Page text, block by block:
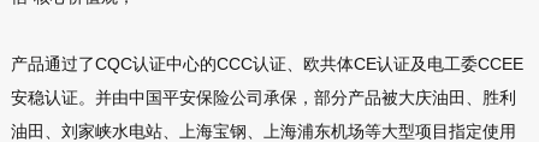
产品通过了CQC认证中心的CCC认证、欧共体CE认证及电工委CCEE
安稳认证。并由中国平安保险公司承保，部分产品被大庆油田、胜利
油田、刘家峡水电站、上海宝钢、上海浦东机场等大型项目指定使用